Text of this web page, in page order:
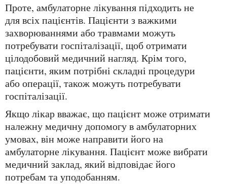
Проте, амбулаторне лікування підходить не
для всіх пацієнтів. Пацієнти з важкими
захворюваннями або травмами можуть
потребувати госпіталізації, щоб отримати
цілодобовий медичний нагляд. Крім того,
пацієнти, яким потрібні складні процедури
або операції, також можуть потребувати
госпіталізації.
Якщо лікар вважає, що пацієнт може отримати
належну медичну допомогу в амбулаторних
умовах, він може направити його на
амбулаторне лікування. Пацієнт може вибрати
медичний заклад, який відповідає його
потребам та уподобанням.